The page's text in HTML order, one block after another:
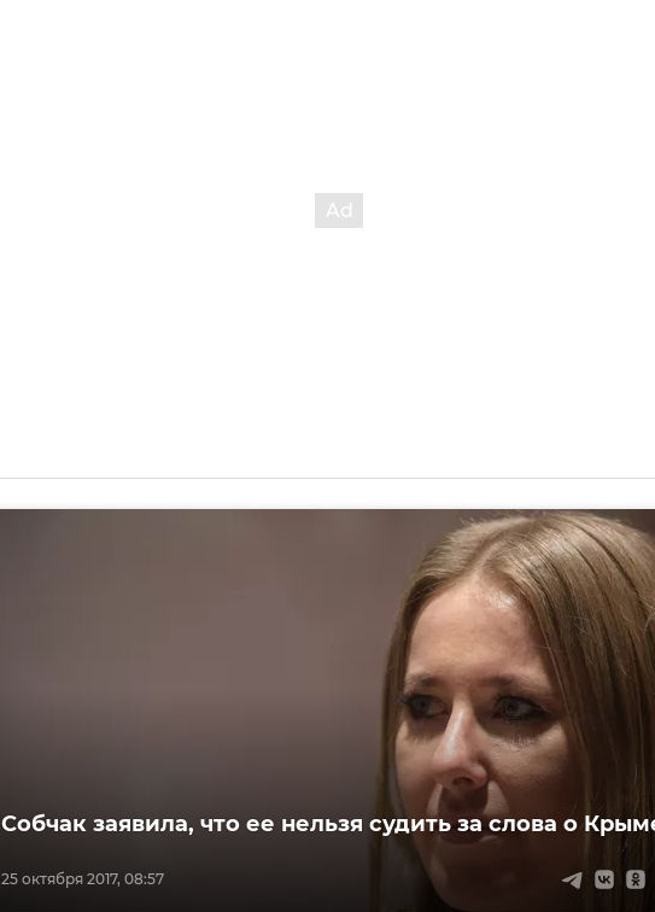
25 октября 2017, 08:57
Собчак заявила, что ее нельзя судить за слова о